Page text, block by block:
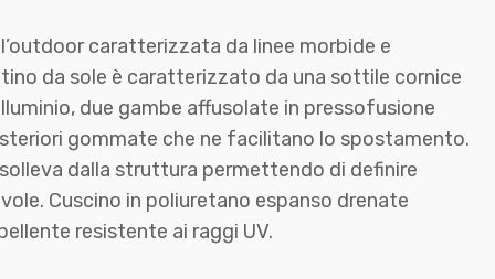
caratterizzata da linee morbide e
da sole è caratterizzato da una sottile cornice
due gambe affusolate in pressofusione
gommate che ne facilitano lo spostamento.
dalla struttura permettendo di definire
Cuscino in poliuretano espanso drenate
resistente ai raggi UV.